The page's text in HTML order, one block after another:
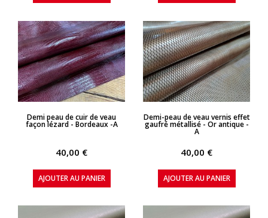
APERÇU RAPIDE
Demi peau de cuir de veau
façon lézard - Bordeaux -A
40,00 €
AJOUTER AU PANIER
APERÇU RAPIDE
Demi-peau de veau vernis effet
gaufré métallisé - Or antique -
A
40,00 €
AJOUTER AU PANIER